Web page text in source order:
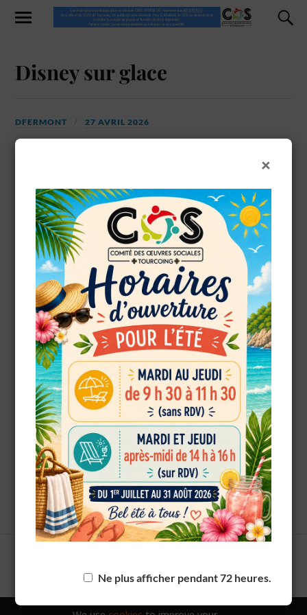
OK
European Commission |
Cookies Policy
powered by WPCookiePro
Disney sur glace
DFERMONT 27 AVRIL 2026
Journée à Paris et cabaret
×
Ne plus afficher pendant 72 heures.